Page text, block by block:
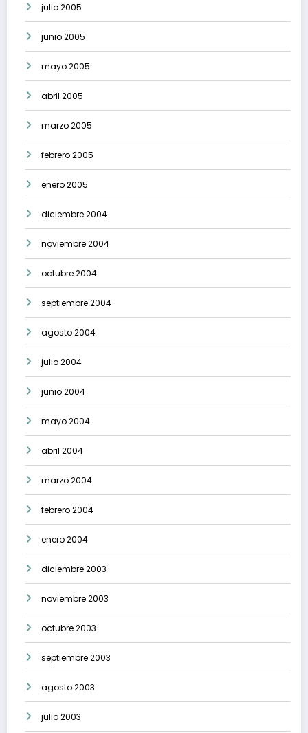
julio 2005
junio 2005
mayo 2005
abril 2005
marzo 2005
febrero 2005
enero 2005
diciembre 2004
noviembre 2004
octubre 2004
septiembre 2004
agosto 2004
julio 2004
junio 2004
mayo 2004
abril 2004
marzo 2004
febrero 2004
enero 2004
diciembre 2003
noviembre 2003
octubre 2003
septiembre 2003
agosto 2003
julio 2003